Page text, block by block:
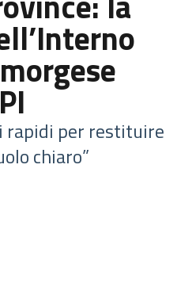
rapidi per restituire
chiaro”